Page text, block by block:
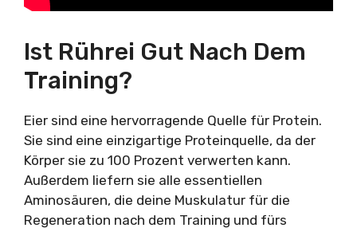
Ist Rührei Gut Nach Dem
Training?
Eier sind eine hervorragende Quelle für Protein.
Sie sind eine einzigartige Proteinquelle, da der
Körper sie zu 100 Prozent verwerten kann.
Außerdem liefern sie alle essentiellen
Aminosäuren, die deine Muskulatur für die
Regeneration nach dem Training und fürs